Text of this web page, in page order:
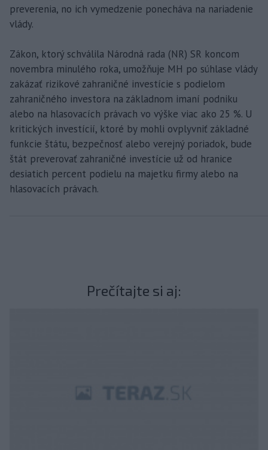
preverenia, no ich vymedzenie ponecháva na nariadenie
vlády.
Zákon, ktorý schválila Národná rada (NR) SR koncom
novembra minulého roka, umožňuje MH po súhlase vlády
zakázať rizikové zahraničné investície s podielom
zahraničného investora na základnom imaní podniku
alebo na hlasovacích právach vo výške viac ako 25 %. U
kritických investícií, ktoré by mohli ovplyvniť základné
funkcie štátu, bezpečnosť alebo verejný poriadok, bude
štát preverovať zahraničné investície už od hranice
desiatich percent podielu na majetku firmy alebo na
hlasovacích právach.
Prečítajte si aj: